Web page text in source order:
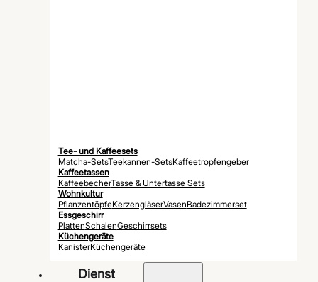
Tee- und Kaffeesets
Matcha-SetsTeekannen-SetsKaffeetropfengeber
Kaffeetassen
KaffeebecherTasse & Untertasse Sets
Wohnkultur
PflanzentöpfeKerzengläserVasenBadezimmerset
Essgeschirr
PlattenSchalenGeschirrsets
Küchengeräte
KanisterKüchengeräte
Dienst